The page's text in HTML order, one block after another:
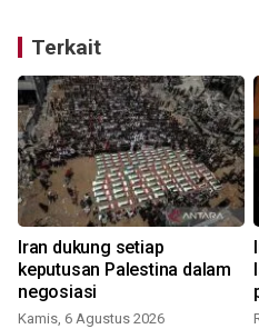
Terkait
Iran dukung setiap
keputusan Palestina dalam
negosiasi
Kamis, 6 Agustus 2026